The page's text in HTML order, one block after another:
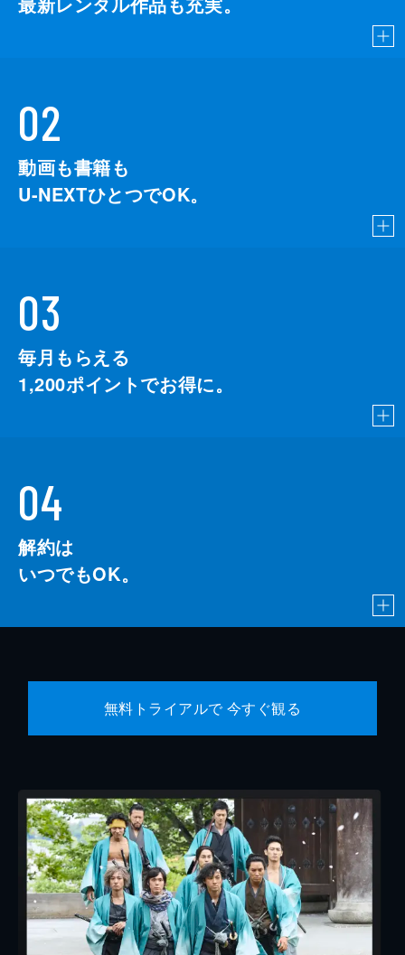
02
動画も書籍も
U-NEXTひとつでOK。
03
毎月もらえる
1,200ポイントでお得に。
04
解約は
いつでもOK。
無料トライアルで 今すぐ観る